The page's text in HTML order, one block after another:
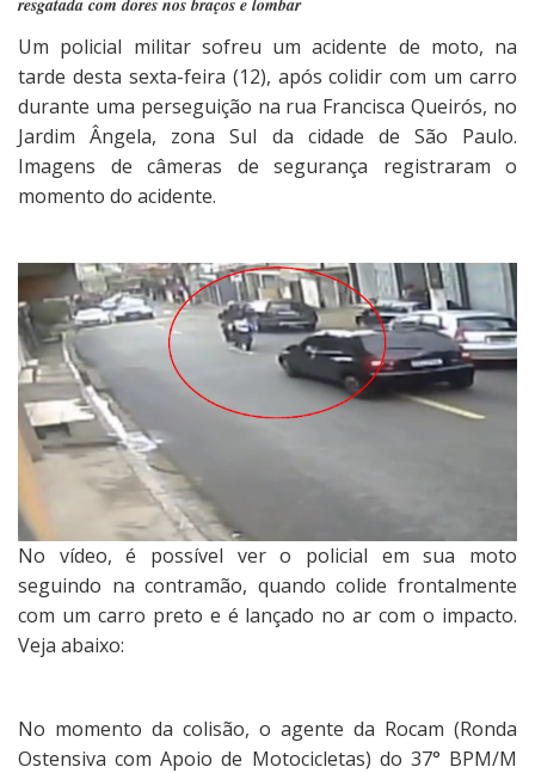
resgatada com dores nos braços e lombar
Um policial militar sofreu um acidente de moto, na
tarde desta sexta-feira (12), após colidir com um carro
durante uma perseguição na rua Francisca Queirós, no
Jardim Ângela, zona Sul da cidade de São Paulo.
Imagens de câmeras de segurança registraram o
momento do acidente.
No vídeo, é possível ver o policial em sua moto
seguindo na contramão, quando colide frontalmente
com um carro preto e é lançado no ar com o impacto.
Veja abaixo:
No momento da colisão, o agente da Rocam (Ronda
Ostensiva com Apoio de Motocicletas) do 37° BPM/M